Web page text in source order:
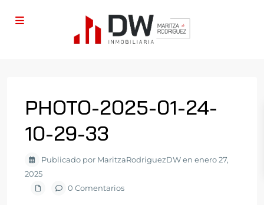
PHOTO-2025-01-24-
10-29-33
Publicado por MaritzaRodriguezDW en enero 27,
2025
0 Comentarios